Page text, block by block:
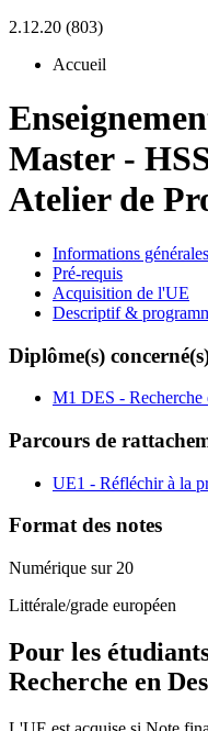
2.12.20 (803)
Accueil
Master -
Atelier de
Informations générales
Pré-requis
Acquisition de l'UE
Descriptif &
Diplôme(s)
M1 DES - Recherche
Parcours de
UE1 - Réfléchir à la
Format des notes
Numérique sur 20
Littérale/grade européen
Pour les
Recherche en